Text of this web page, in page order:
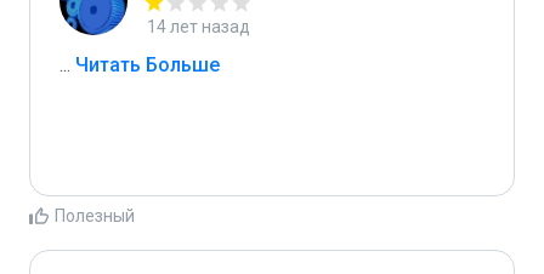
14 лет назад
... Читать Больше
Полезный